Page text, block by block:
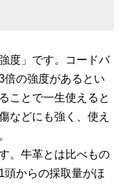
度」です。コードバ
倍の強度があるとい
ことで一生使えると
などにも強く、使え
。牛革とは比べもの
頭からの採取量がほ